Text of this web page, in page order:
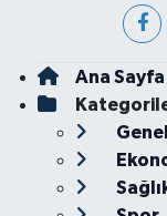
Ana Sayfa
Genel